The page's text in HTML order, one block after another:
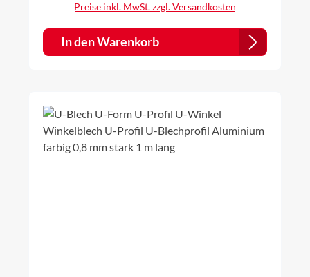
Preise inkl. MwSt. zzgl. Versandkosten
In den Warenkorb